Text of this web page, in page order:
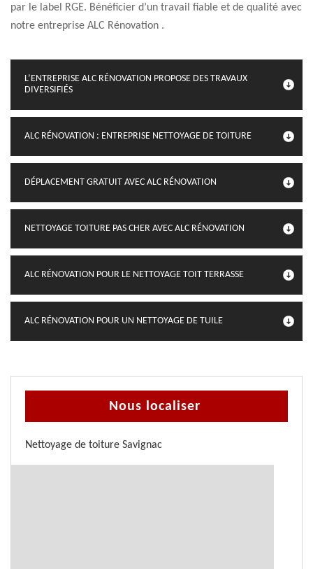
par le label RGE. Bénéficier d’un travail fiable et de qualité avec
notre entreprise ALC Rénovation .
L’ENTREPRISE ALC RÉNOVATION PROPOSE DES TRAVAUX
DIVERSIFIÉS
ALC RÉNOVATION : ENTREPRISE NETTOYAGE DE TOITURE
DÉPLACEMENT GRATUIT AVEC ALC RÉNOVATION
NETTOYAGE TOITURE PAS CHER AVEC ALC RÉNOVATION
ALC RÉNOVATION POUR LE NETTOYAGE TOIT TERRASSE
ALC RÉNOVATION POUR UN NETTOYAGE DE TUILE
Nous localiser
Nettoyage de toiture Savignac